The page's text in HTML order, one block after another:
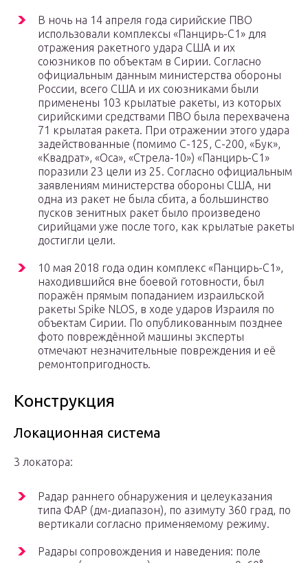
В ночь на 14 апреля года сирийские ПВО
использовали комплексы «Панцирь-С1» для
отражения ракетного удара США и их
союзников по объектам в Сирии. Согласно
официальным данным министерства обороны
России, всего США и их союзниками были
применены 103 крылатые ракеты, из которых
сирийскими средствами ПВО была перехвачена
71 крылатая ракета. При отражении этого удара
задействованные (помимо С-125, С-200, «Бук»,
«Квадрат», «Оса», «Стрела-10») «Панцирь-С1»
поразили 23 цели из 25. Согласно официальным
заявлениям министерства обороны США, ни
одна из ракет не была сбита, а большинство
пусков зенитных ракет было произведено
сирийцами уже после того, как крылатые ракеты
достигли цели.
10 мая 2018 года один комплекс «Панцирь-С1»,
находившийся вне боевой готовности, был
поражён прямым попаданием израильской
ракеты Spike NLOS, в ходе ударов Израиля по
объектам Сирии. По опубликованным позднее
фото повреждённой машины эксперты
отмечают незначительные повреждения и её
ремонтопригодность.
Конструкция
Локационная система
3 локатора:
Радар раннего обнаружения и целеуказания
типа ФАР (дм-диапазон), по азимуту 360 град, по
вертикали согласно применяемому режиму.
Радары сопровождения и наведения: поле